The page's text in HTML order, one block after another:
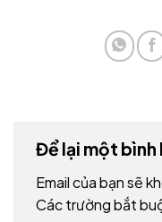
Để lại một bình
Email của bạn sẽ
Các trường bắt